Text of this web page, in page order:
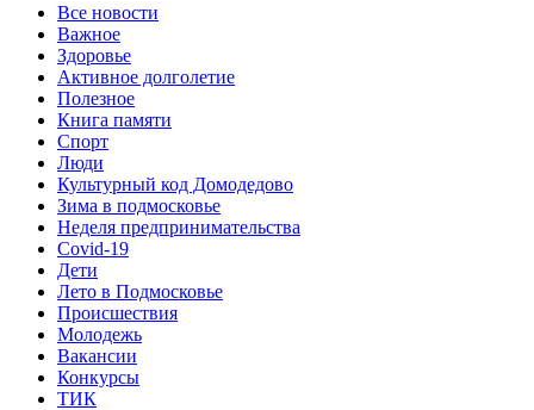
Все новости
Важное
Здоровье
Активное долголетие
Полезное
Книга памяти
Спорт
Люди
Культурный код Домодедово
Зима в подмосковье
Неделя предпринимательства
Covid-19
Дети
Лето в Подмосковье
Происшествия
Молодежь
Вакансии
Конкурсы
ТИК